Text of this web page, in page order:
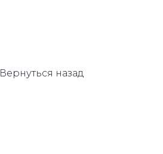
Вернуться назад